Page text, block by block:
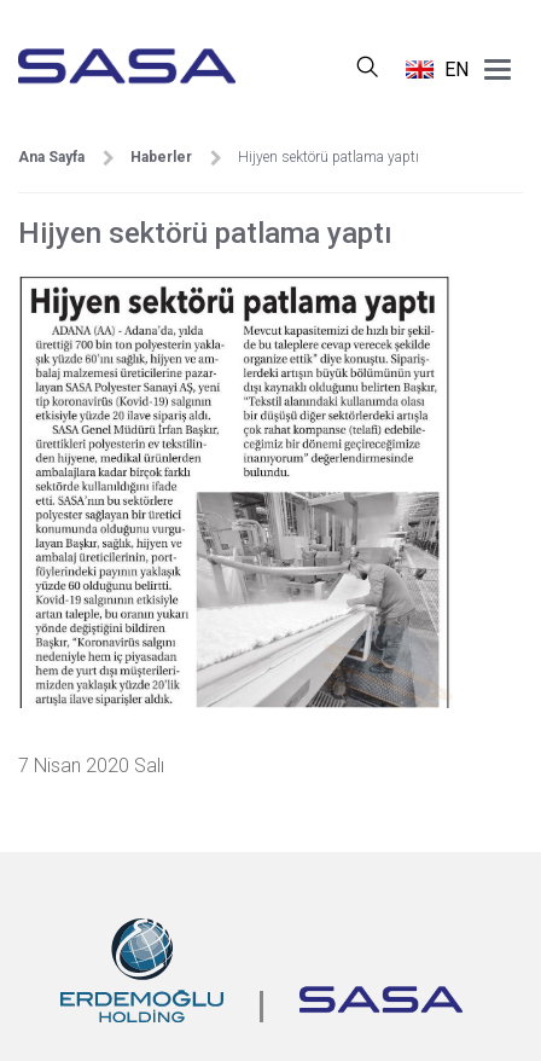
EN
Main
Menu
Ana Sayfa Haberler Hijyen sektörü patlama yaptı
Hijyen sektörü patlama yaptı
7 Nisan 2020 Salı